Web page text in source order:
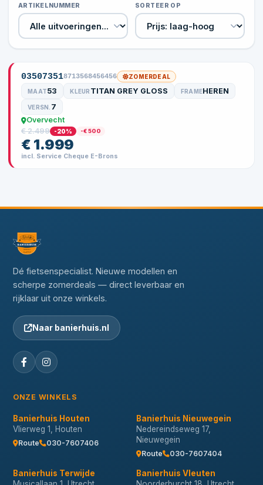
ARTIKELNUMMER SORTEER OP
035073518713568456456 ZOMERDEAL
MAAT53 KLEUR TITAN GREY GLOSS FRAMEHEREN
VERSN. 7
Overvecht
€ 2.499
-20% -€ 500
€ 1.999
incl. Service Cheque E-Brons
Dé fietsenspecialist. Nieuwe modellen en
scherpe zomerdeals — direct leverbaar en
rijklaar uit onze winkels.
Naar banierhuis.nl
ONZE WINKELS
Banierhuis Houten
Vlierweg 1, Houten
Route 030-7607406
Banierhuis Nieuwegein
Nedereindseweg 17,
Nieuwegein
Route 030-7607404
Banierhuis Terwijde
Banierhuis Vleuten